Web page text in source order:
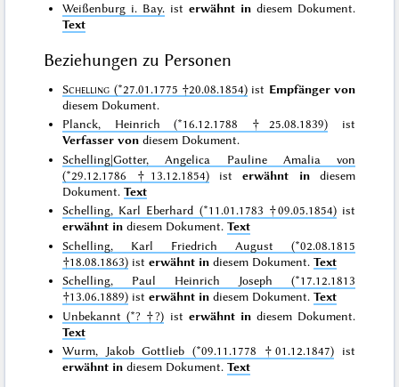
Weißenburg i. Bay. ist erwähnt indiesem Dokument.
Text
Beziehungen zu Personen
Schelling (*27.01.1775 †20.08.1854) ist Empfänger von
diesem Dokument.
Planck, Heinrich (*16.12.1788 †25.08.1839) ist
Verfasser von diesem Dokument.
Schelling|Gotter, Angelica Pauline Amalia von
(*29.12.1786 †13.12.1854)isterwähnt indiesem
Dokument.Text
Schelling, Karl Eberhard (*11.01.1783 †09.05.1854)ist
erwähnt in diesem Dokument.Text
Schelling, Karl Friedrich August (*02.08.1815
†18.08.1863) isterwähnt in diesem Dokument.Text
Schelling, Paul Heinrich Joseph (*17.12.1813
†13.06.1889) isterwähnt in diesem Dokument.Text
Unbekannt (*? †?) ist erwähnt indiesem Dokument.
Text
Wurm, Jakob Gottlieb (*09.11.1778 †01.12.1847) ist
erwähnt in diesem Dokument.Text